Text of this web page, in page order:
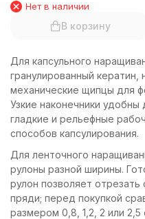
Нет в наличии
В корзину
Для капсульного
гранулированный
механические щипцы для
Узкие наконечники удобны
гладкие и рельефные
способов капсулирования.
Для ленточного
рулоны разной ширины.
рулон позволяет
пряди; перед покупкой
размером 0,8, 1,2, 2 или 2,5